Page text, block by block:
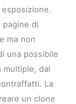
pagine di
ma non
una possibile
dal
La
un clone